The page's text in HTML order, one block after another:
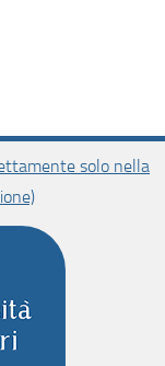
solo nella